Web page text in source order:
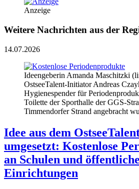
Anzeige
Weitere Nachrichten aus der
14.07.2026
Ideengeberin Amanda Maschitzki
OstseeTalent-Initiator Andreas
Hygienespender für
Toilette der Sporthalle der GGS-
Timmendorfer Strand angebracht
Idee aus dem
umgesetzt: Kostenlose
an Schulen und
Einrichtungen